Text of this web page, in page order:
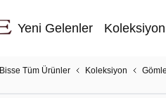
Yeni Gelenler Koleksiyon
Bisse Tüm Ürünler Koleksiyon